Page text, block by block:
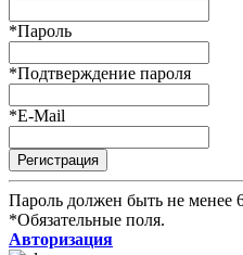
*Пароль
*Подтверждение пароля
*E-Mail
Пароль должен быть не менее
*Обязательные поля.
Авторизация